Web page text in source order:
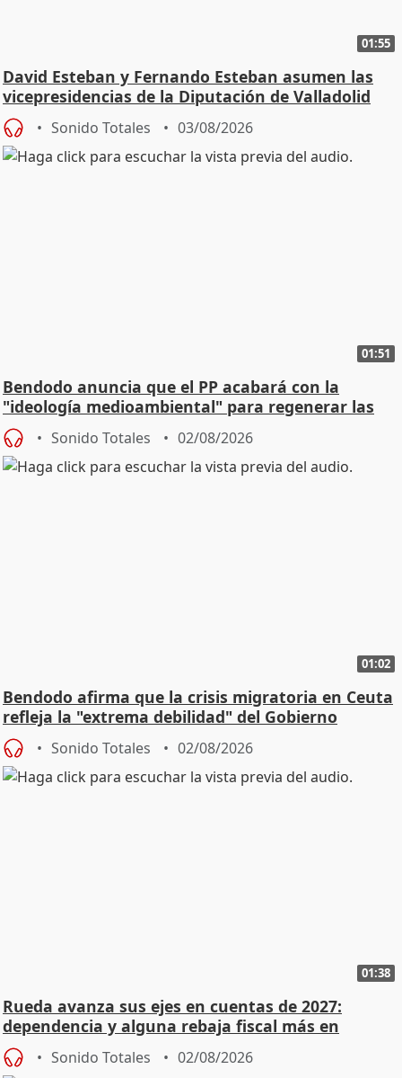
01:55
David Esteban y Fernando Esteban asumen las
vicepresidencias de la Diputación de Valladolid
Sonido Totales 03/08/2026
01:51
Bendodo anuncia que el PP acabará con la
"ideología medioambiental" para regenerar las
playas
Sonido Totales 02/08/2026
01:02
Bendodo afirma que la crisis migratoria en Ceuta
refleja la "extrema debilidad" del Gobierno
Sonido Totales 02/08/2026
01:38
Rueda avanza sus ejes en cuentas de 2027:
dependencia y alguna rebaja fiscal más en
vivienda
Sonido Totales 02/08/2026